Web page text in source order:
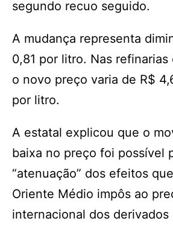
segundo recuo seguido.
A mudança representa
0,81 por litro. Nas refinarias
o novo preço varia de R$
por litro.
A estatal explicou que o
baixa no preço foi possível
“atenuação” dos efeitos
Oriente Médio impôs ao
internacional dos